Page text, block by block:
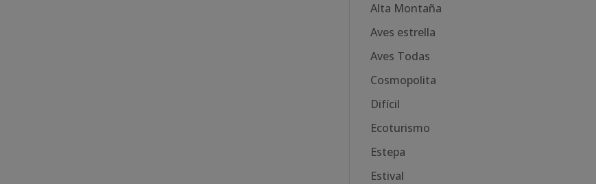
Alta Montaña
Aves estrella
Aves Todas
Cosmopolita
Difícil
Ecoturismo
Estepa
Estival